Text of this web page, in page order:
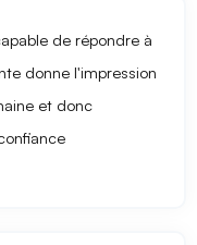
de répondre à
donne l'impression
et donc